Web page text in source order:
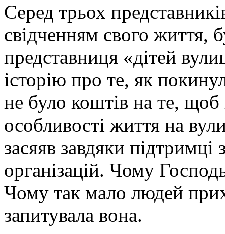
Серед трьох
свідченням свого життя,
представниця «дітей
історію про те, як
не було коштів на те,
особливості життя на
засяяв завдяки підтримці
організацій. Чому
Чому так мало людей
запитувала вона.